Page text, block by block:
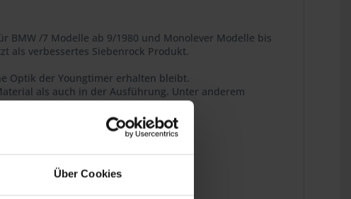
Über Cookies
BMW /7 Modelle ab 9/1980 und Monolever Modelle bis
als verbessertes Siebenrock Produkt.
Optik der Youngtimer erhalten bleibt.
als auch in der Ausführung. Unter anderem
bis ins Detail.